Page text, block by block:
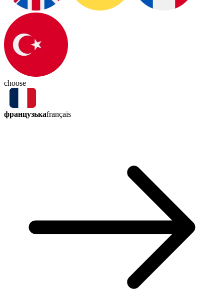
choose
французькаfrançais